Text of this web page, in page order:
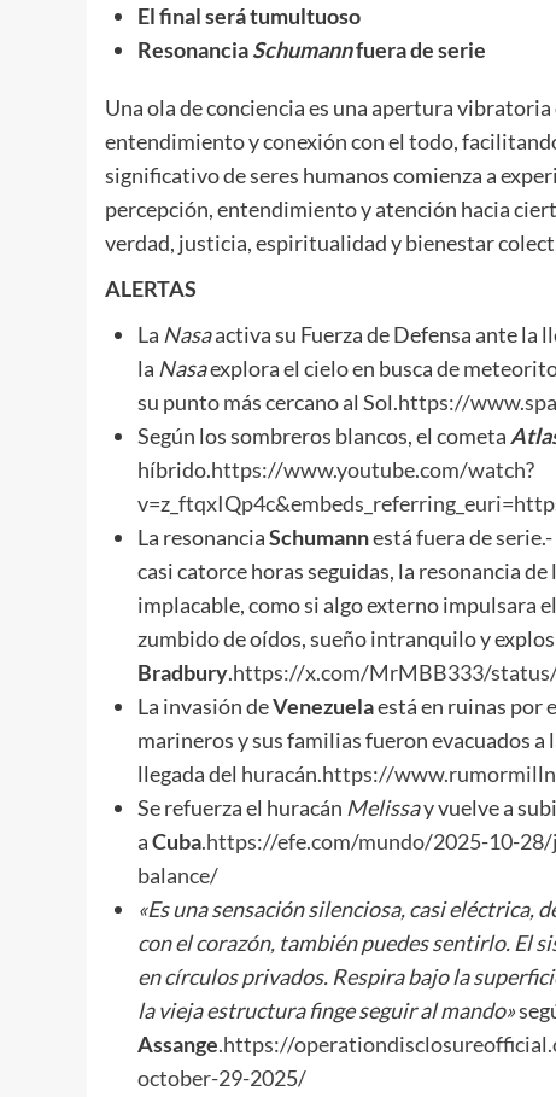
El final será tumultuoso
ResonanciaSchumannfuera de serie
Una ola de conciencia es una apertura
entendimiento y conexión con el todo,
significativo de seres humanos comienza a
percepción, entendimiento y atención hacia
verdad, justicia, espiritualidad y bienestar
ALERTAS
La Nasaactiva su Fuerza de Defensa ante la
la Nasaexplora el cielo en busca de
su punto más cercano al Sol.https://
Según los sombreros blancos, el cometa
híbrido.https://www.youtube.com/watch?
La resonanciaSchumannestá fuera de
casi catorce horas seguidas, la resonancia
implacable, como si algo externo impulsara
zumbido de oídos, sueño intranquilo y
Bradbury.https://x.com/MrMBB333/
La invasión deVenezuelaestá en ruinas por
marineros y sus familias fueron evacuados a
llegada del huracán.https://
Se refuerza el huracán Melissay vuelve a
aCuba.https://efe.com/mundo/2025-10-28/
balance/
«Es una sensación silenciosa, casi eléctrica,
con el corazón, también puedes sentirlo. El
en círculos privados. Respira bajo la
la vieja estructura finge seguir al mando»
Assange.https://
october-29-2025/